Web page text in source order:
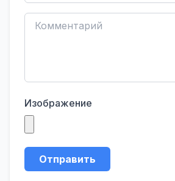
Изображение
Отправить